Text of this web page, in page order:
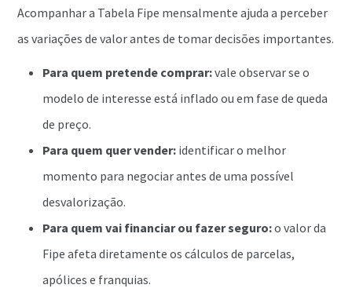
Acompanhar a Tabela Fipe mensalmente ajuda a perceber
as variações de valor antes de tomar decisões importantes.
Para quem pretende comprar:vale observar se o
modelo de interesse está inflado ou em fase de queda
de preço.
Para quem quer vender: identificar o melhor
momento para negociar antes de uma possível
desvalorização.
Para quem vai financiar ou fazer seguro:o valor da
Fipe afeta diretamente os cálculos de parcelas,
apólices e franquias.